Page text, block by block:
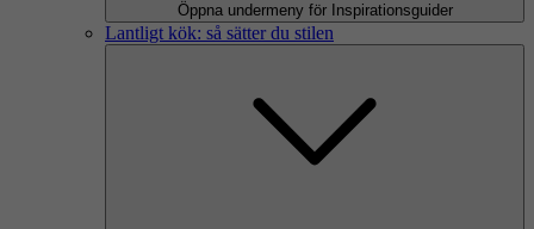
Öppna undermeny för Inspirationsguider
Lantligt kök: så sätter du stilen